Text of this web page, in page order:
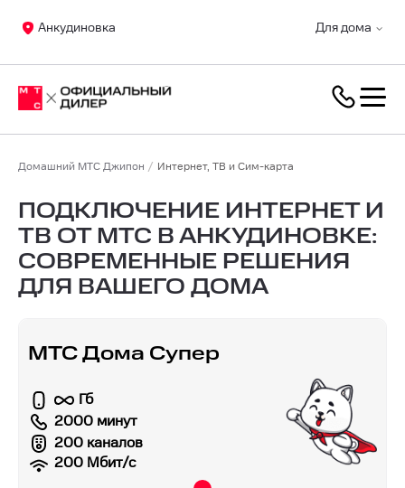
Для дома
Анкудиновка
Домашний МТС Джипон Интернет, ТВ и Сим-карта
ПОДКЛЮЧЕНИЕ ИНТЕРНЕТ И
ТВ ОТ МТС В АНКУДИНОВКЕ:
СОВРЕМЕННЫЕ РЕШЕНИЯ
ДЛЯ ВАШЕГО ДОМА
МТС Дома Супер
Гб
2000 минут
200 каналов
200 Мбит/с